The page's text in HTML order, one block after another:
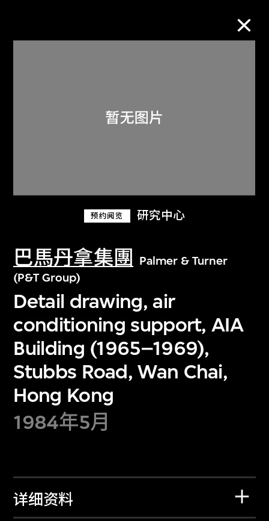
预约阅览 研究中心
巴馬丹拿集團
Palmer & Turner
(P&T Group)
Detail drawing, air
conditioning support, AIA
Building (1965–1969),
Stubbs Road, Wan Chai,
Hong Kong
1984年5月
详细资料
关于M+藏品
探索世界顶级的二十及二十一世纪视觉
文化藏品。